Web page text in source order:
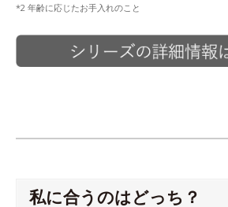
*2 年齢に応じたお手入れのこと
私に合うのはどっち？